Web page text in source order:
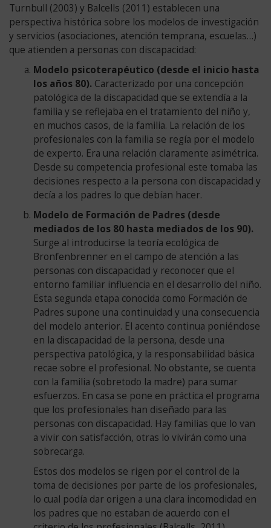
Transcripción:
1959
Informe
del
Director
Servicio
Danés
deficiencia
Mental.
Instituto
Nacional
Pedagogía
Terapéutica.
Valencia
Colegio
Padre
Manjón.
ASINDOWNASPRONA
AFANIAS
ASMISAF
Informe
Warnock.
ASPRO-
PROSUB
AVAPACE
Turnbull (2003) y Balcells (2011) establecen una
perspectiva histórica sobre los modelos de investigación
y servicios (asociaciones, atención temprana, escuelas…)
que atienden a personas con discapacidad:
Modelo psicoterapéutico (desde el inicio hasta
los años 80). Caracterizado por una concepción
patológica de la discapacidad que se extendía a la
familia y se reflejaba en el tratamiento del niño y,
en muchos casos, de la familia. La relación de los
profesionales con la familia se regía por el modelo
de experto. Era una relación claramente asimétrica.
Desde su competencia profesional este tomaba las
decisiones respecto a la persona con discapacidad y
decía a los padres lo que debían hacer.
Modelo de Formación de Padres (desde
mediados de los 80 hasta mediados de los 90).
Surge al introducirse la teoría ecológica de
Bronfenbrenner en el campo de atención a las
personas con discapacidad y reconocer que el
entorno familiar influencia en el desarrollo del niño.
Esta segunda etapa conocida como Formación de
Padres supone una continuidad y una consecuencia
del modelo anterior. El acento continua poniéndose
en la discapacidad de la persona, desde una
perspectiva patológica, y la responsabilidad básica
recae sobre el profesional. No obstante, se cuenta
con la familia (sobretodo la madre) para sumar
esfuerzos. En casa se pone en práctica el programa
que los profesionales han diseñado para las
personas con discapacidad. Hay familias que lo van
a vivir con satisfacción, otras lo vivirán como una
sobrecarga.
Estos dos modelos se rigen por el control de la
toma de decisiones por parte de los profesionales,
lo cual podía dar origen a una clara incomodidad en
los padres que no estaban de acuerdo con el